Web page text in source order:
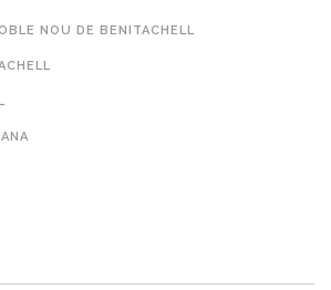
NOU DE BENITACHELL